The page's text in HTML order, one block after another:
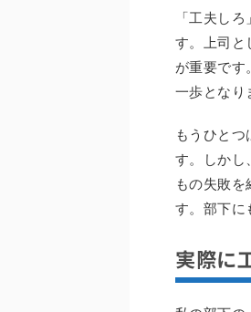
「工夫し
す。上司と
が重要です
一歩となり
もうひとつ
す。しかし
もの失敗
す。部下に
実際に